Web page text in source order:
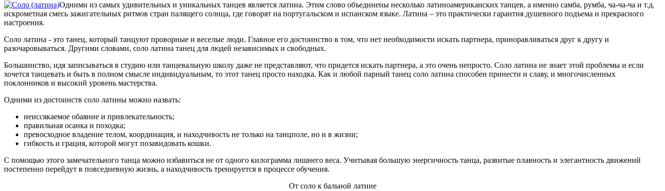
Одними из самых удивительных и уникальных танцев является латина. Этим слово объединены несколько латиноамериканских танцев, а именно самба, румба, ча-ча-ча и т.д.
искрометная смесь зажигательных ритмов стран палящего солнца, где говорят на португальском и испанском языке. Латина – это практически гарантия душевного подъема и прекрасного
настроения.
Соло латина - это танец, который танцуют проворные и веселые люди. Главное его достоинство в том, что нет необходимости искать партнера, приноравливаться друг к другу и
разочаровываться. Другими словами, соло латина танец для людей независимых и свободных.
Большинство, идя записываться в студию или танцевальную школу даже не представляют, что придется искать партнера, а это очень непросто. Соло латина не знает этой проблемы и если
хочется танцевать и быть в полном смысле индивидуальным, то этот танец просто находка. Как и любой парный танец соло латина способен принести и славу, и многочисленных
поклонников и высокий уровень мастерства.
Одними из достоинств соло латины можно назвать:
неиссякаемое обаяние и привлекательность;
правильная осанка и походка;
превосходное владение телом, координация, и находчивость не только на танцполе, но и в жизни;
гибкость и грация, которой могут позавидовать кошки.
С помощью этого замечательного танца можно избавиться не от одного килограмма лишнего веса. Учитывая большую энергичность танца, развитые плавность и элегантность движений
постепенно перейдут в повседневную жизнь, а находчивость тренируется в процессе обучения.
От соло к бальной латине